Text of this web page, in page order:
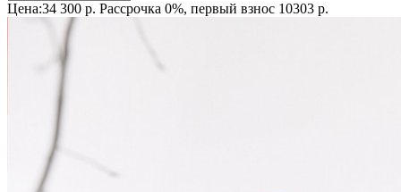
Цена:34 300 р. Рассрочка 0%, первый взнос 10303 р.